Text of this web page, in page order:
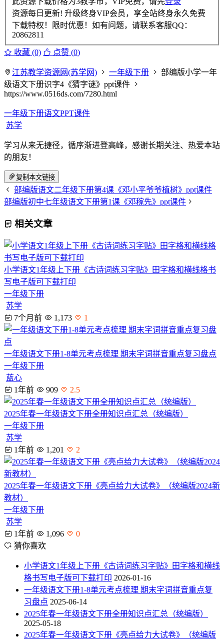
资源每日更新! 升级终身VIP会员，享全站终身永久免费
下载特权！限时优惠！如有问题，请联系客服QQ：
20862811
收藏 (0) 点赞 (0)
江苏教学资源网(苏学网) 一年级下册
部编版小学一年
级语文下册识字4《猜字谜》ppt课件
https://www.0516ds.com/7280.html
一年级下册语文PPT课件
苏学
学习从来无捷径，循序渐进登高峰，感谢长期关注、热爱本站
的朋友！
复制本文链接
部编版语文二年级下册第4课《邓小平爷爷植树》ppt课件
部编版初中七年级语文下册第1课《邓稼先》ppt课件
相关文章
小学语文1年级上下册《古诗词练习字贴》田字格和横线格书
写电子版可下载打印
一年级下册
苏学
7个月前
1,173 1
一年级语文下册1-8单元考点梳理 期末字词拼音重点复习盘点
一年级下册
蓝心
1年前
909 2.5
2025年春一年级语文下册全册知识点汇总（统编版）
一年级下册
苏学
1年前
1,201 2
2025年春一年级语文下册《亮点给力大试卷》（统编版2024新
教材）
一年级下册
苏学
1年前
1,096
0
猜你喜欢
小学语文1年级上下册《古诗词练习字贴》田字格和横线
格书写电子版可下载打印 2026-01-16
一年级语文下册1-8单元考点梳理 期末字词拼音重点复
习盘点 2025-06-14
2025年春一年级语文下册全册知识点汇总（统编版）
2025-05-18
2025年春一年级语文下册《亮点给力大试卷》（统编版